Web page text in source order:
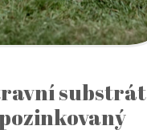
substrát